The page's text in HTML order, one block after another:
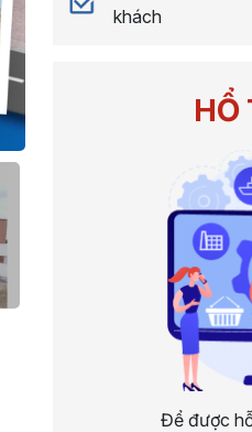
khách
HỔ
Để được